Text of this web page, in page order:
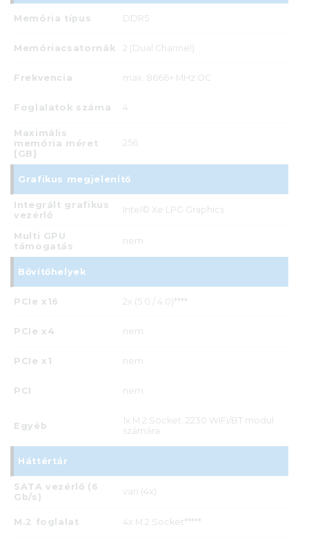
Memória típus DDR5
Memóriacsatornák 2 (Dual Channel)
Frekvencia max. 8666+ MHz OC
Foglalatok száma 4
Maximális
memória méret
[GB]
256
Grafikus megjelenítő
Integrált grafikus
vezérlő
Intel© Xe LPG Graphics
Multi GPU
támogatás
nem
Bővítőhelyek
PCIe x16 2x (5.0 / 4.0)****
PCIe x4 nem
PCIe x1 nem
PCI nem
Egyéb
1x M.2 Socket, 2230 WiFi/BT modul
számára
Háttértár
SATA vezérlő (6
Gb/s)
van (4x)
M.2 foglalat 4x M.2 Socket*****